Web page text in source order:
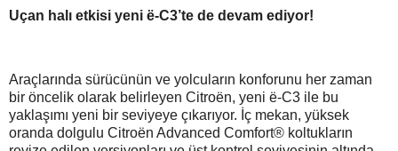
Uçan halı etkisi yeni ë-C3’te de devam ediyor!
Araçlarında sürücünün ve yolcuların konforunu her zaman
bir öncelik olarak belirleyen Citroën, yeni ë-C3 ile bu
yaklaşımı yeni bir seviyeye çıkarıyor. İç mekan, yüksek
oranda dolgulu Citroën Advanced Comfort® koltukların